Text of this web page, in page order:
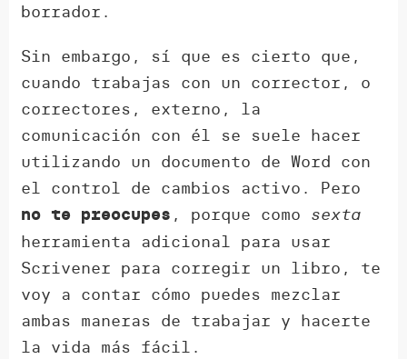
borrador.
Sin embargo, sí que es cierto que,
cuando trabajas con un corrector, o
correctores, externo, la
comunicación con él se suele hacer
utilizando un documento de Word con
el control de cambios activo. Pero
no te preocupes , porque como sexta
herramienta adicional para usar
Scrivener para corregir un libro, te
voy a contar cómo puedes mezclar
ambas maneras de trabajar y hacerte
la vida más fácil.